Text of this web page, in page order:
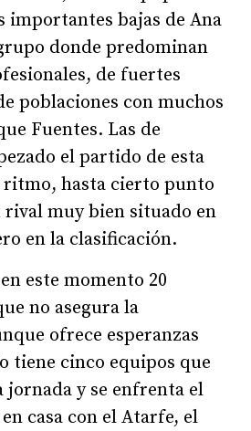
importantes bajas de Ana
donde predominan
de fuertes
poblaciones con muchos
Fuentes. Las de
el partido de esta
ritmo, hasta cierto punto
rival muy bien situado en
en la clasificación.
este momento 20
no asegura la
ofrece esperanzas
tiene cinco equipos que
jornada y se enfrenta el
casa con el Atarfe, el